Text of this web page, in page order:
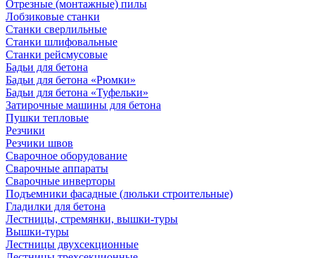
Отрезные (монтажные) пилы
Лобзиковые станки
Станки сверлильные
Станки шлифовальные
Станки рейсмусовые
Бадьи для бетона
Бадьи для бетона «Рюмки»
Бадьи для бетона «Туфельки»
Затирочные машины для бетона
Пушки тепловые
Резчики
Резчики швов
Сварочное оборудование
Сварочные аппараты
Сварочные инверторы
Подъемники фасадные (люльки строительные)
Гладилки для бетона
Лестницы, стремянки, вышки-туры
Вышки-туры
Лестницы двухсекционные